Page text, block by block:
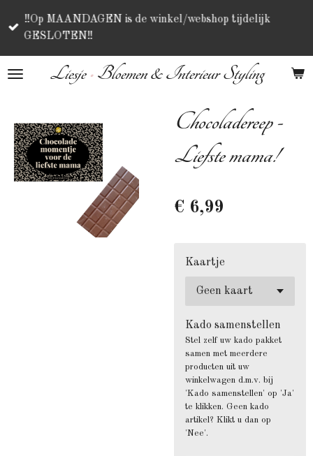
direct
hoofdinhoud
Liesje•Bloemen & Interieur Styling
‼️Op MAANDAGEN is de winkel/webshop tijdelijk
GESLOTEN‼️
Chocoladereep -
Liefste mama!
€ 6,99
Kaartje
Kado samenstellen
Stel zelf uw kado pakket
samen met meerdere
producten uit uw
winkelwagen d.m.v. bij
'Kado samenstellen' op 'Ja'
te klikken. Geen kado
artikel? Klikt u dan op
'Nee'.